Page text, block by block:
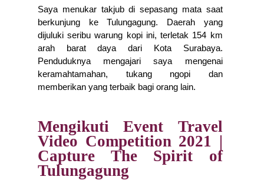
Saya menukar takjub di sepasang mata saat
berkunjung ke Tulungagung. Daerah yang
dijuluki seribu warung kopi ini, terletak 154 km
arah barat daya dari Kota Surabaya.
Penduduknya mengajari saya mengenai
keramahtamahan, tukang ngopi dan
memberikan yang terbaik bagi orang lain.
Mengikuti Event Travel
Video Competition 2021 |
Capture The Spirit of
Tulungagung